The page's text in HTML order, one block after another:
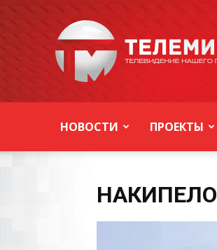
Уссурийска
НОВОСТИ ПРОЕКТЫ
НАКИПЕЛО